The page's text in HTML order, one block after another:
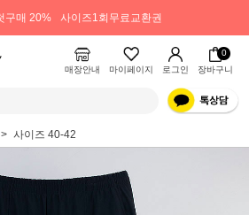
구매 20% 사이즈1회무료교환권
매장안내 마이페이지 로그인
0
장바구니
사이즈 40-42